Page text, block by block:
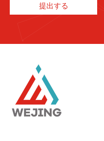
提出する